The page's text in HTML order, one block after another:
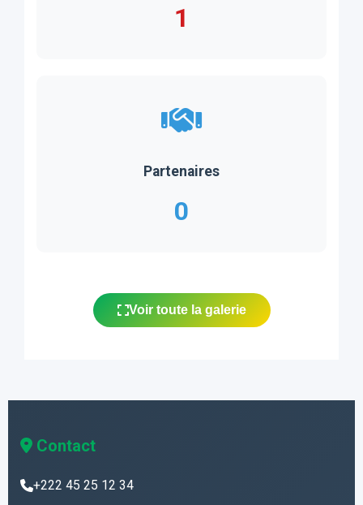
1
Partenaires
0
Voir toute la galerie
Contact
+222 45 25 12 34